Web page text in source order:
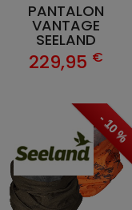
PANTALON
VANTAGE
SEELAND
229,95 €
- 10 %